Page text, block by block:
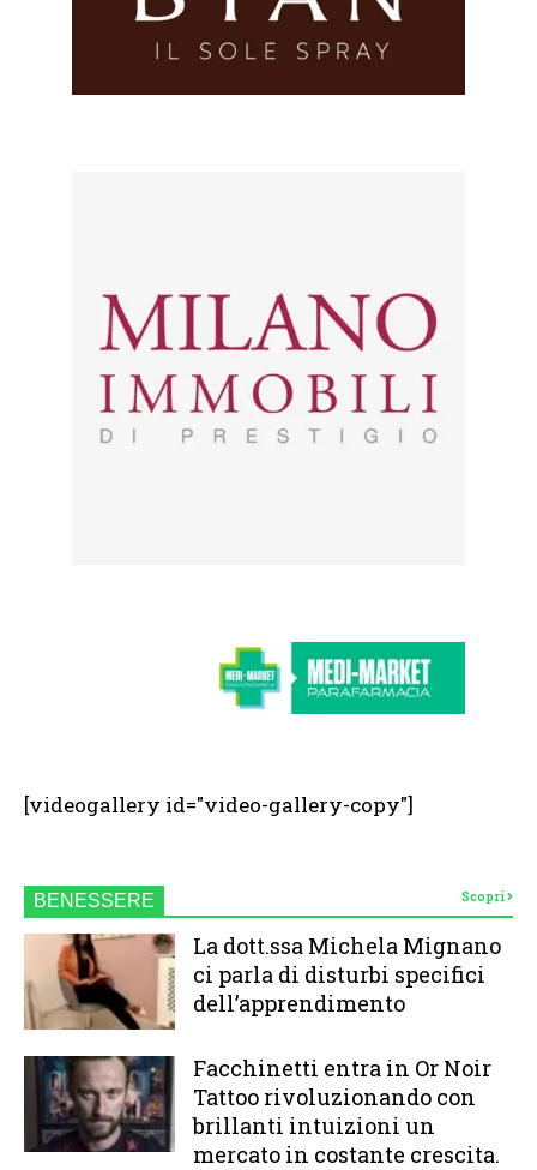
[videogallery id="video-gallery-copy"]
BENESSERE Scopri
La dott.ssa Michela Mignano
ci parla di disturbi specifici
dell’apprendimento
Facchinetti entra in Or Noir
Tattoo rivoluzionando con
brillanti intuizioni un
mercato in costante crescita.